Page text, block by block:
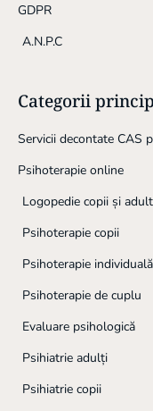
GDPR
A.N.P.C
Categorii
Servicii decontate CAS
Psihoterapie online
Logopedie copii și
Psihoterapie copii
Psihoterapie individuală
Psihoterapie de cuplu
Evaluare psihologică
Psihiatrie adulți
Psihiatrie copii